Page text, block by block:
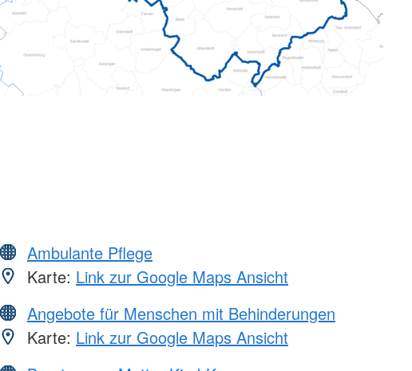
Ambulante Pflege
Karte: Link zur Google Maps Ansicht
Angebote für Menschen mit Behinderungen
Karte: Link zur Google Maps Ansicht